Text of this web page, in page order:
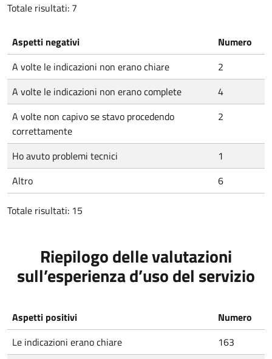
Totale risultati: 7
Aspetti negativi
Numero
A volte le indicazioni non erano chiare
2
A volte le indicazioni non erano complete
4
A volte non capivo se stavo procedendo
correttamente
2
Ho avuto problemi tecnici
1
Altro
6
Totale risultati: 15
Riepilogo delle valutazioni
sull’esperienza d’uso del servizio
Aspetti positivi
Numero
Le indicazioni erano chiare
163